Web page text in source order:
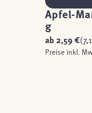
Apfel-
g
ab 2,59 €
Preise inkl.